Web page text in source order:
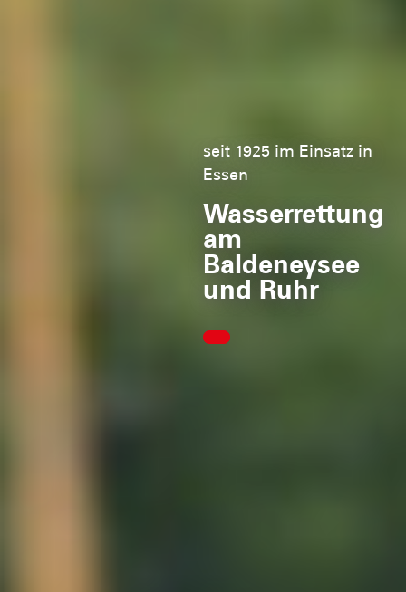
seit 1925 im Einsatz in
Essen
Wasserrettung
am
Baldeneysee
und Ruhr